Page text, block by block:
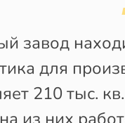
завод
для
210 тыс.
из них